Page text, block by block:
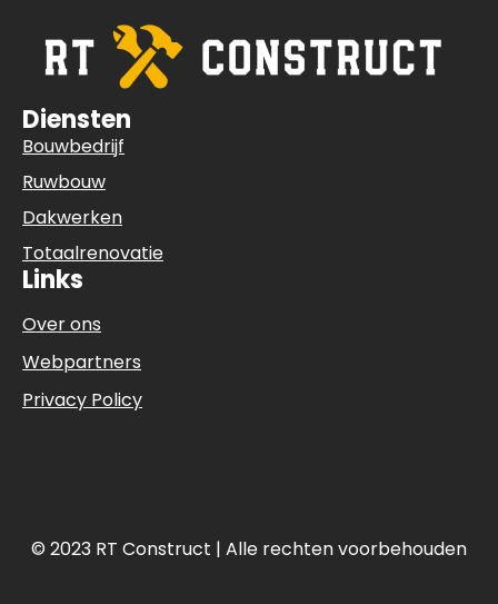
Diensten
Bouwbedrijf
Ruwbouw
Dakwerken
Totaalrenovatie
Links
Over ons
Webpartners
Privacy Policy
© 2023 RT Construct | Alle rechten voorbehouden